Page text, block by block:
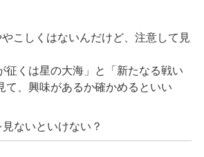
こしくはないんだけど、注意して見
征くは星の大海」と「新たなる戦い
て、興味があるか確かめるといい
ないといけない？